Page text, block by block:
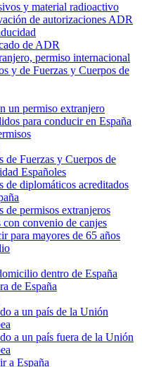
y material radioactivo
de autorizaciones ADR
de ADR
permiso internacional
y de Fuerzas y Cuerpos de
un permiso extranjero
para conducir en España
de Fuerzas y Cuerpos de
Españoles
de diplomáticos acreditados
de permisos extranjeros
con convenio de canjes
para mayores de 65 años
dentro de España
de España
a un país de la Unión
a un país fuera de la Unión
a España